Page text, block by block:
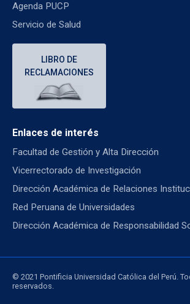
Agenda PUCP
Servicio de Salud
LIBRO DE
RECLAMACIONES
Enlaces de interés
Facultad de Gestión y Alta Dirección
Vicerrectorado de Investigación
Dirección Académica de Relaciones
Red Peruana de Universidades
Dirección Académica de Responsabilidad
© 2021 Pontificia Universidad Católica del Perú.
reservados.